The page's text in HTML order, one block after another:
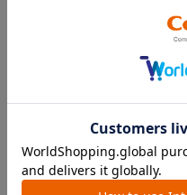
エッグショック Ｕ
Ｊ カゴ（黒）
￥9,900